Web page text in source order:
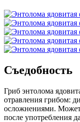
Съедобность
Гриб энтолома
отравления грибом:
осложнениями. Может
после употребления